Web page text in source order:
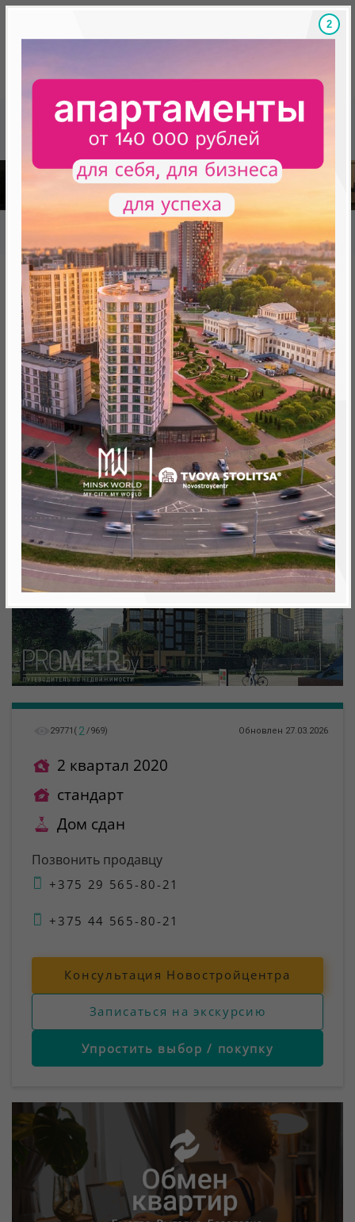
Скидки на новостройки, бонусы Готовые
База новостроек Минска «Минск Мир»
18.4 «Сидней Люкс», квартал «Чемпионов»
18.4 «Сидней Люкс», квартал
«Чемпионов»
нет в продаже
Минск, Октябрьский, просп. Мира
метро «Ковальская Слобода», 566 м
29771 ( 2 /969) Обновлен 27.03.2026
2 квартал 2020
стандарт
Дом сдан
Позвонить продавцу
+375 29 565-80-21
+375 44 565-80-21
Консультация Новостройцентра
Записаться на экскурсию
Упростить выбор / покупку
1